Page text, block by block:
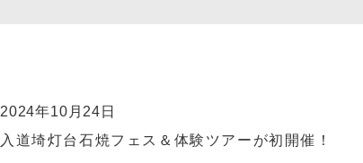
2024年10月24日
入道埼灯台石焼フェス＆体験ツアーが初開催！